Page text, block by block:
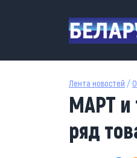
Лента новостей /
МАРТ и
ряд